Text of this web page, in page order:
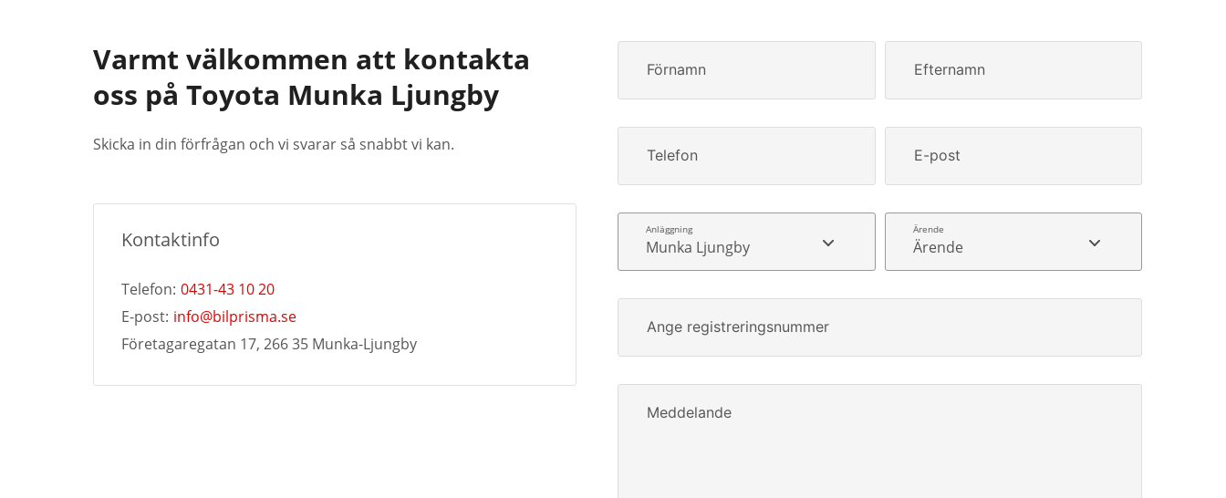
Varmt välkommen att kontakta
oss på Toyota Munka Ljungby
Skicka in din förfrågan och vi svarar så snabbt vi kan.
Kontaktinfo
Telefon: 0431-43 10 20
E-post: info@bilprisma.se
Företagaregatan 17, 266 35 Munka-Ljungby
Förnamn Efternamn
Telefon E-post
Munka Ljungby Ärende
Ange registreringsnummer
Meddelande